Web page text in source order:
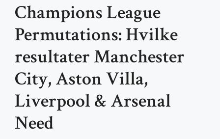
Champions League
Permutations: Hvilke
resultater Manchester
City, Aston Villa,
Liverpool & Arsenal
Need